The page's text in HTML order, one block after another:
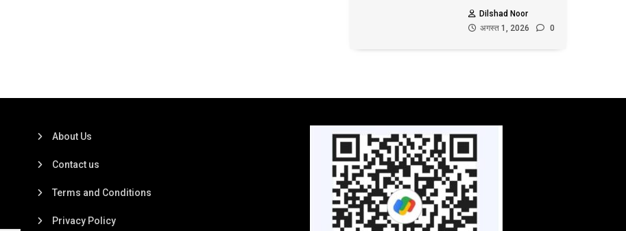
Dilshad Noor
अगस्त 1, 2026
0
About Us
Contact us
Terms and Conditions
Privacy Policy